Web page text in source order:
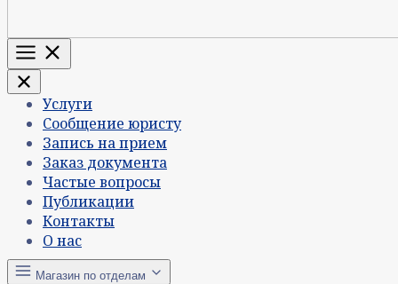
Меню
Услуги
Сообщение юристу
Запись на прием
Заказ документа
Частые вопросы
Публикации
Контакты
О нас
Магазин по отделам